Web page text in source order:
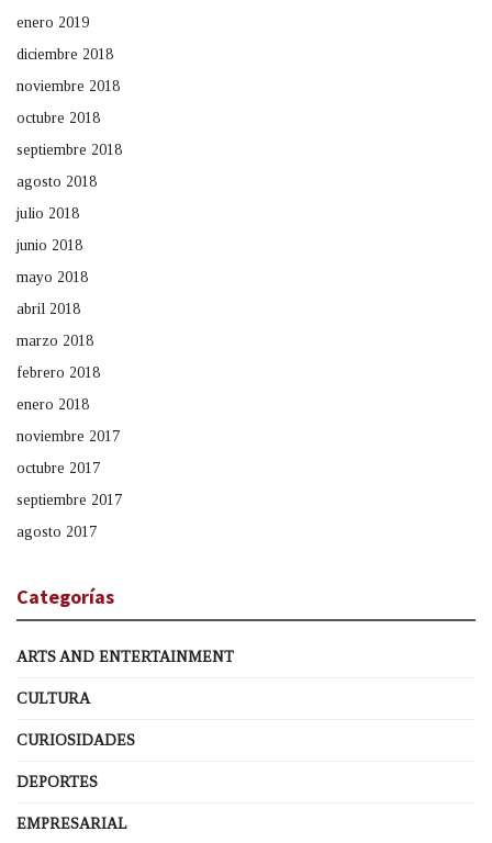
enero 2019
diciembre 2018
noviembre 2018
octubre 2018
septiembre 2018
agosto 2018
julio 2018
junio 2018
mayo 2018
abril 2018
marzo 2018
febrero 2018
enero 2018
noviembre 2017
octubre 2017
septiembre 2017
agosto 2017
Categorías
ARTS AND ENTERTAINMENT
CULTURA
CURIOSIDADES
DEPORTES
EMPRESARIAL